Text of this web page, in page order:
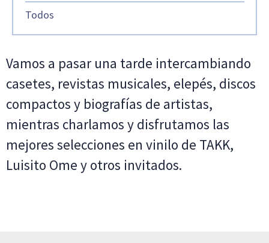
Todos
Vamos a pasar una tarde intercambiando
casetes, revistas musicales, elepés, discos
compactos y biografías de artistas,
mientras charlamos y disfrutamos las
mejores selecciones en vinilo de TAKK,
Luisito Ome y otros invitados.